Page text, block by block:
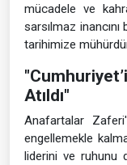
mücadele ve
sarsılmaz
tarihimize
Atıldı"
Anafartalar
engellemekle
liderini ve ruhunu